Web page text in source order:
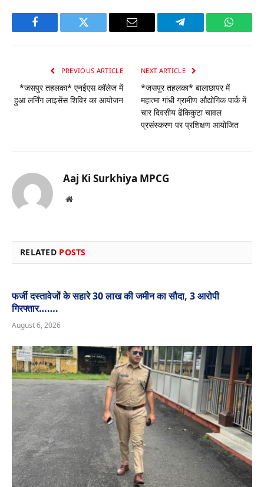
Facebook Twitter Email Telegram
PREVIOUS ARTICLE
*जसपुर तहलका* एनईएस कॉलेज में
हुआ लर्निंग लाइसेंस शिविर का आयोजन
NEXT ARTICLE
*जसपुर तहलका* बालाछापर में
महात्मा गांधी ग्रामीण औद्योगिक पार्क में
चार दिवसीय ढेंकिकुटा चावल
प्रसंस्करण पर प्रशिक्षण आयोजित
Aaj Ki Surkhiya MPCG
Website
RELATED POSTS
फर्जी दस्तावेजों के सहारे 30 लाख की जमीन का सौदा, 3 आरोपी
गिरफ्तार…….
August 6, 2026